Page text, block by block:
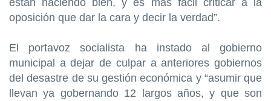
oposición que dar la cara y decir la verdad”.
El portavoz socialista ha instado al gobierno
municipal a dejar de culpar a anteriores gobiernos
del desastre de su gestión económica y “asumir que
llevan ya gobernando 12 largos años, y que son